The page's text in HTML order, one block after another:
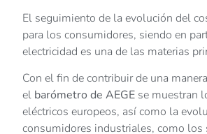
El seguimiento de la evolución del
para los consumidores, siendo en
electricidad es una de las materias
Con el fin de contribuir de una
el barómetro de AEGE se muestran
eléctricos europeos, así como la
consumidores industriales, como